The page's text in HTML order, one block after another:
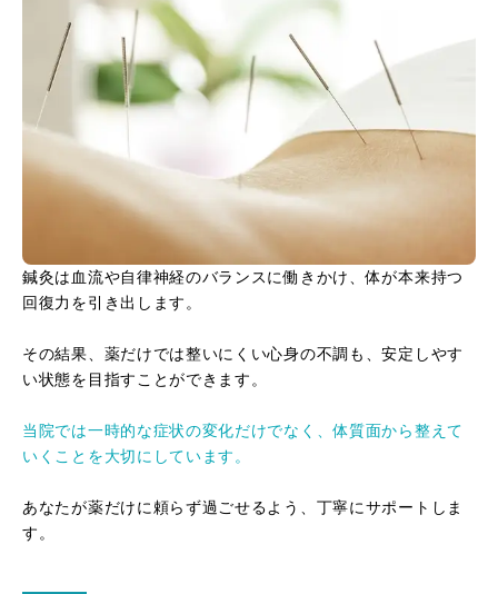
鍼灸は血流や自律神経のバランスに働きかけ、体が本来持つ
回復力を引き出します。
その結果、薬だけでは整いにくい心身の不調も、安定しやす
い状態を目指すことができます。
当院では一時的な症状の変化だけでなく、体質面から整えて
いくことを大切にしています。
あなたが薬だけに頼らず過ごせるよう、丁寧にサポートしま
す。